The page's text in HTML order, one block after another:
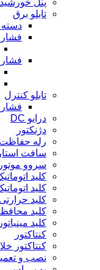
پنل
تابلو برق
تابلو کنترل
درایو DC
دژنکتور
رله حفاظت
سافت
سروو موتور
کلید
کلید
کلید حرارتی
کلید
کلید
کنتاکتور
کنتاکتور
نصب و